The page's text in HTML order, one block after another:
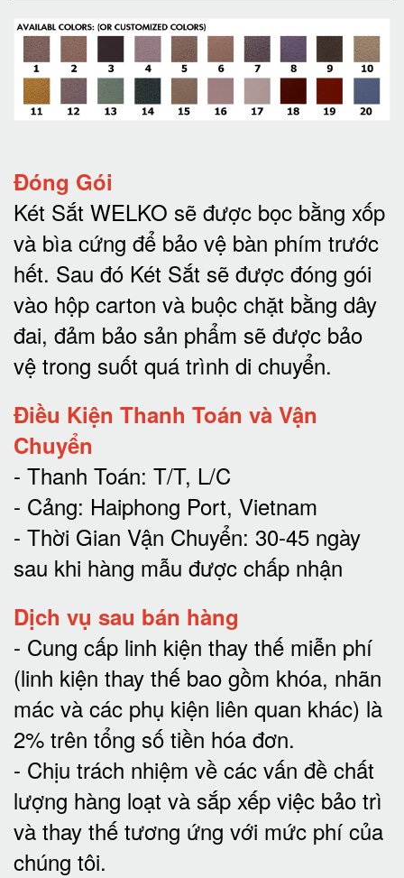
Đóng Gói
Két Sắt WELKO sẽ được bọc bằng xốp
và bìa cứng để bảo vệ bàn phím trước
hết. Sau đó Két Sắt sẽ được đóng gói
vào hộp carton và buộc chặt bằng dây
đai, đảm bảo sản phẩm sẽ được bảo
vệ trong suốt quá trình di chuyển.
Điều Kiện Thanh Toán và Vận
Chuyển
- Thanh Toán: T/T, L/C
- Cảng: Haiphong Port, Vietnam
- Thời Gian Vận Chuyển: 30-45 ngày
sau khi hàng mẫu được chấp nhận
Dịch vụ sau bán hàng
- Cung cấp linh kiện thay thế miễn phí
(linh kiện thay thế bao gồm khóa, nhãn
mác và các phụ kiện liên quan khác) là
2% trên tổng số tiền hóa đơn.
- Chịu trách nhiệm về các vấn đề chất
lượng hàng loạt và sắp xếp việc bảo trì
và thay thế tương ứng với mức phí của
chúng tôi.